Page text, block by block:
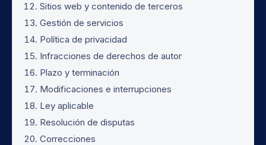
Sitios web y contenido de terceros
Gestión de servicios
Política de privacidad
Infracciones de derechos de autor
Plazo y terminación
Modificaciones e interrupciones
Ley aplicable
Resolución de disputas
Correcciones